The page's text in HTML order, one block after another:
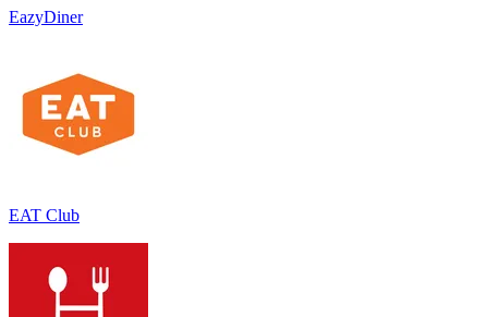
EazyDiner
EAT Club